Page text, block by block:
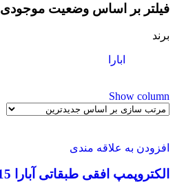
فیلتر بر اساس وضعیت موجودی
برند
ابارا
Show column
افزودن به علاقه مندی
الکتروپمپ افقی طبقاتی آبارا Compact BM15 تک فاز